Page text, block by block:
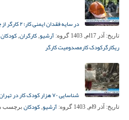
در سایه فقدان ایمنی کار؛ ۲ کارگر از جمله یک کودک کار مصدوم شدند
تاریخ: آذر 17ام, 1403 گروه: آرشیو, کارگران, کودکان
ریکارگرکودک کارمصدومیت کارگر
شناسایی ۷۰ هزار کودک کار در تهران
تاریخ: آذر 9ام, 1403 گروه: آرشیو, کودکان برچسب